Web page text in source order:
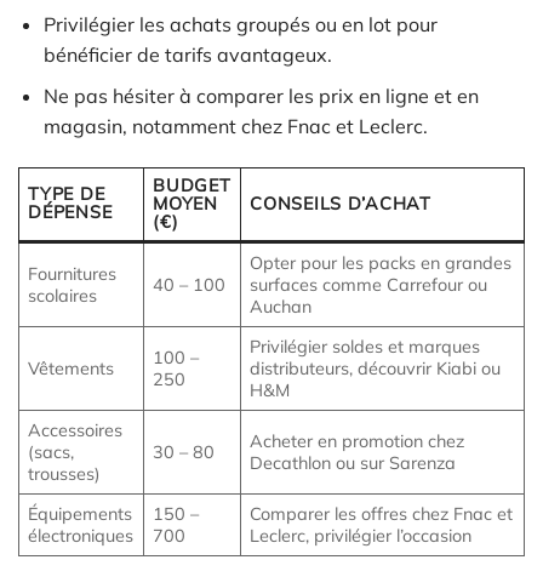
Privilégier les achats groupés ou en lot pour
bénéficier de tarifs avantageux.
Ne pas hésiter à comparer les prix en ligne et en
magasin, notamment chez Fnac et Leclerc.
TYPE DE
DÉPENSE
BUDGET
MOYEN
(€)
CONSEILS D’ACHAT
Fournitures
scolaires
40 – 100
Opter pour les packs en grandes
surfaces comme Carrefour ou
Auchan
Vêtements
100 –
250
Privilégier soldes et marques
distributeurs, découvrir Kiabi ou
H&M
Accessoires
(sacs,
trousses)
30 – 80
Acheter en promotion chez
Decathlon ou sur Sarenza
Équipements
électroniques
150 –
700
Comparer les offres chez Fnac et
Leclerc, privilégier l’occasion